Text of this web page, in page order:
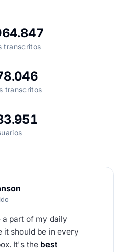
transcritos
transcritos
a part of my daily
it should be in every
It's the best